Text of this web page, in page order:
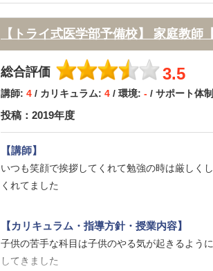
校舎は落ち着いた場所にありますが、アクセス
【サポート体制】
定期的な面談のみならず、講義や受験校選定に
変更にも迅速に対応してくださいました。また
【料金】
医学部専門予備校であるということ、且つ個別
【良かった点（改善してほしい点） 】
自分の苦手や得意に合わせてオーダーメイドの
【トライ式医学部予備校】 家庭教師
総合評価 3.5
講師: 4 / カリキュラム: 4 / 環境: - / サポート体
投稿：2019年度
【講師】
いつも笑顔で挨拶してくれて勉強の時は厳しく
くれてました
【カリキュラム・指導方針・授業内容】
子供の苦手な科目は子供のやる気が起きるよう
してきました